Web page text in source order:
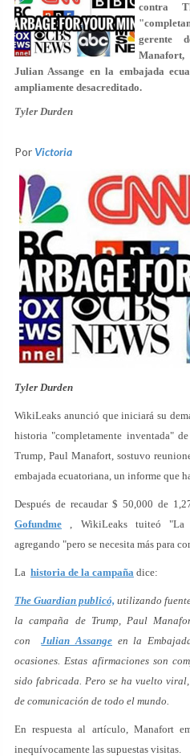
contra
gerente
Manafort,
Julian Assange en la embajada
ampliamente desacreditado.
Tyler Durden
Por Victoria
Tyler Durden
WikiLeaks anunció que iniciará su
historia "completamente inventada"
Trump, Paul Manafort, sostuvo
embajada ecuatoriana, un informe que
Después de recaudar $ 50,000 de
Gofundme , WikiLeaks tuiteó "La
agregando "pero se necesita más para
La historia de la campaña dice:
The Guardian publicó, utilizando
la campaña de Trump, Paul
conJulian Assange en la
ocasiones. Estas afirmaciones son
sido fabricada. Pero se ha vuelto
de comunicación de todo el mundo.
En respuesta al artículo, Manafort
inequívocamente las supuestas visitas.